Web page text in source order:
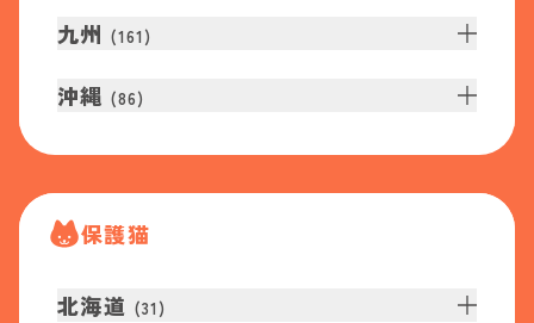
九州 (161 )
沖縄 (86)
保護猫
北海道 (31 )